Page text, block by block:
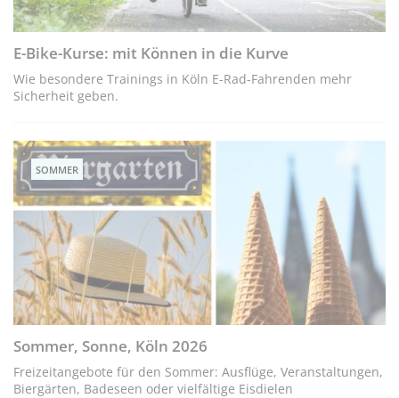
E-Bike-Kurse: mit Können in die Kurve
Wie besondere Trainings in Köln E-Rad-Fahrenden mehr
Sicherheit geben.
SOMMER
Sommer, Sonne, Köln 2026
Freizeitangebote für den Sommer: Ausflüge, Veranstaltungen,
Biergärten, Badeseen oder vielfältige Eisdielen